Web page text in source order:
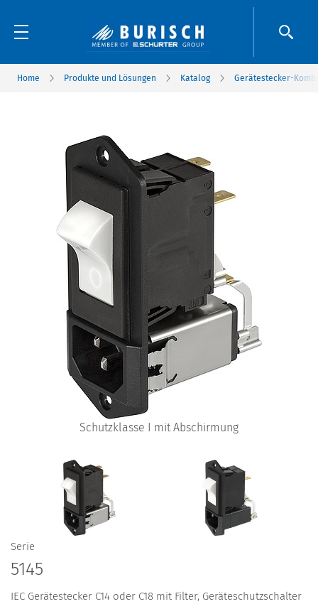
Home Produkte und Lösungen Katalog Gerätestecker-
Schutzklasse I mit Abschirmung
Serie
5145
IEC Gerätestecker C14 oder C18 mit Filter, Geräteschutzschalter